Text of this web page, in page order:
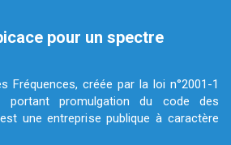
pour un spectre
Fréquences, créée par la loi n°2001-1
portant promulgation du code des
une entreprise publique à caractère